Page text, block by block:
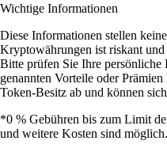
Wichtige Informationen
Diese Informationen stellen
Kryptowährungen ist riskant
Bitte prüfen Sie Ihre
genannten Vorteile oder
Token-Besitz ab und können
*0 % Gebühren bis zum Limit
und weitere Kosten sind möglich.